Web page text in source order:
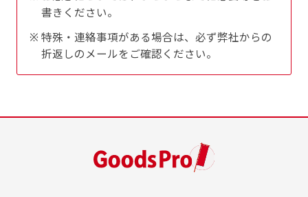
書きください。
特殊・連絡事項がある場合は、必ず弊社からの
折返しのメールをご確認ください。
す。
A面B面のデザイン変化を楽しんでお客様にアピ
ールするもよし、両面同じデザインでアピールす
るもよしです！
あんな場所こんな場所お好みのサイズでお好みの
幕の製作をお楽しみください
（※cm単位での指定でおねがいいたします。）
レギュラーのれん
(180x50)